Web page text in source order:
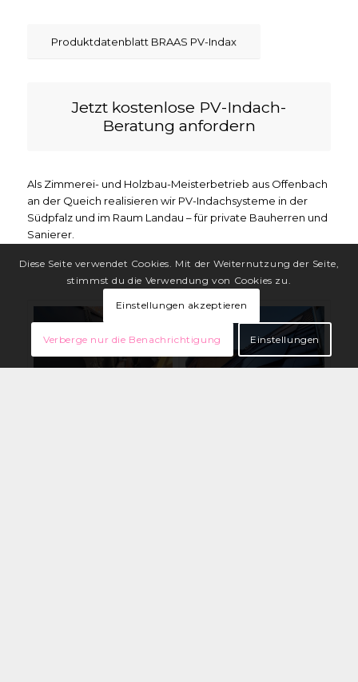
Produktdatenblatt BRAAS PV-Indax
Jetzt kostenlose PV-Indach-
Beratung anfordern
Als Zimmerei- und Holzbau-Meisterbetrieb aus Offenbach
an der Queich realisieren wir PV-Indachsysteme in der
Südpfalz und im Raum Landau – für private Bauherren und
Sanierer.
Diese Seite verwendet Cookies. Mit der Weiternutzung der Seite,
stimmst du die Verwendung von Cookies zu.
Einstellungen akzeptieren
Verberge nur die Benachrichtigung Einstellungen